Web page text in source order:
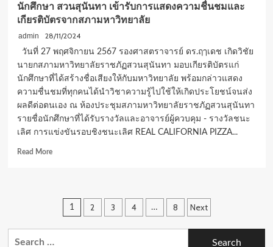
กับ
มูล
นิธิ
บารมี
คัด
กรอง
มะเร็ง
เต้า
นม
เฉลิมพระเกียรติ
พรรษา
นักศึกษา สวนสุนันทา เข้ารับการแสดงความชื่นชมและ
เกียรติบัตรจากสภามหาวิทยาลัย
admin 28/11/2024
วันที่ 27 พฤศจิกายน 2567 รองศาสตราจารย์ ดร.ฤๅเดช เกิดวิชัย
นายกสภามหาวิทยาลัยราชภัฏสวนสุนันทา มอบเกียรติบัตรแก่
นักศึกษาที่ได้สร้างชื่อเสียงให้กับมหาวิทยาลัย พร้อมกล่าวแสดง
ความชื่นชมที่ทุกคนได้นำวิชาความรู้ไปใช้ให้เกิดประโยชน์จนส่ง
ผลดีต่อตนเอง ณ ห้องประชุมสภามหาวิทยาลัยราชภัฏสวนสุนันทา
รายชื่อนักศึกษาที่ได้รับรางวัลและอาจารย์ผู้ควบคุม - รางวัลชนะ
เลิศ การแข่งขันรอบชิงชนะเลิศ REAL CALIFORNIA PIZZA...
Read MoreRead
การ
แสดง
Posts
pagination
1 2 3 4 … 8 Next